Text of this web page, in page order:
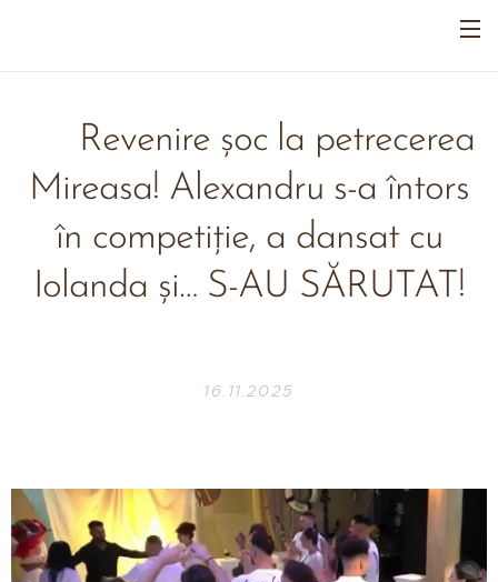
💐 Revenire șoc la petrecerea
Mireasa! Alexandru s-a întors
în competiție, a dansat cu
Iolanda și… S-AU SĂRUTAT!
16.11.2025